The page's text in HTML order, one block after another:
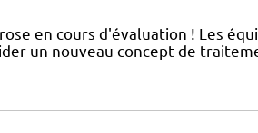
en cours d'évaluation ! Les
un nouveau concept de